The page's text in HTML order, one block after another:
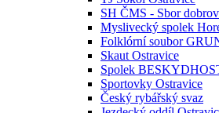
SH ČMS - Sbor
Myslivecký spolek
Folklórní soubor
Skaut Ostravice
Spolek
Sportovky Ostravice
Český rybářský svaz